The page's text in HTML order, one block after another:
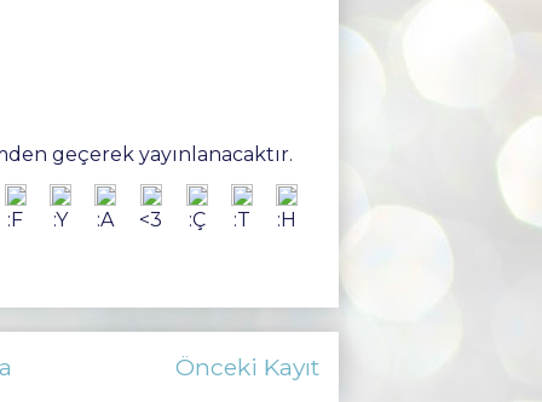
geçerek yayınlanacaktır.
:F :Y :A <3 :Ç :T :H
Önceki Kayıt